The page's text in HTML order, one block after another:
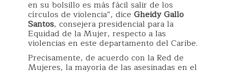
en su bolsillo es más fácil salir de los
círculos de violencia”, dice Gheidy Gallo
Santos, consejera presidencial para la
Equidad de la Mujer, respecto a las
violencias en este departamento del Caribe.
Precisamente, de acuerdo con la Red de
Mujeres, la mayoría de las asesinadas en el